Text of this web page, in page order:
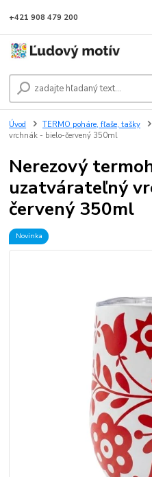
+421 908 479 200
Úvod TERMO poháre, fľaše, tašky
vrchnák - bielo-červený 350ml
Nerezový
uzatvárateľný
červený 350ml
Novinka